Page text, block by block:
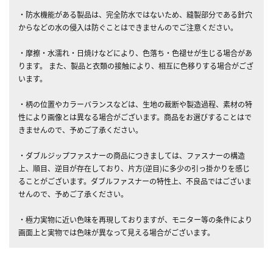
・防水機能がある製品は、完全防水ではないため、縫製部分である針穴
からなどの水の侵入は防ぐことはできませんのでご注意ください。
・摩擦・水濡れ・日焼けなどにより、色落ち・色褪せが生じる場合があ
ります。 また、製品と衣類の接触により、相互に色移りする場合がござ
います。
・柄の位置やカラーバランスなどは、生地の裁断や製造過程、素材の特
性により画像とは異なる場合がございます。商品をお選びすることはで
きませんので、予めご了承ください。
・ダブルジップファスナーの商品につきましては、ファスナーの構造
上、順目、逆目が存在しており、片方(逆目)に多少の引っ掛かりを感じ
ることがございます。ダブルファスナーの特性上、不良品ではございま
せんので、予めご了承ください。
・極力実物に近い色味を再現しておりますが、モニター等の条件により
画面上と実物では色味が異なって見える場合がございます。